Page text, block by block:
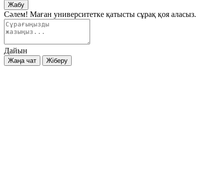
Жабу
Сәлем! Маған университетке қатысты сұрақ қоя аласыз.
Дайын
Жаңа чат Жіберу